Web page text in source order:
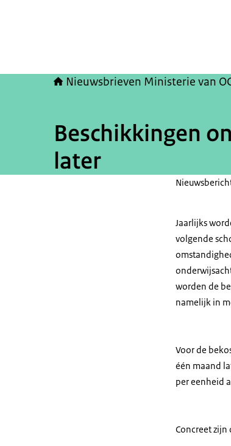
Nieuwsbrieven Ministerie van
Beschikkingen
later
Jaarlijks
volgende
worden de
namelijk in
Voor de
één maand
per eenheid
Concreet zijn